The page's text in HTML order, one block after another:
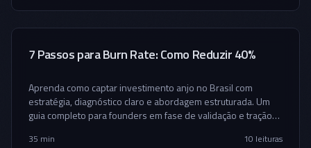
7 Passos para Burn Rate: Como Reduzir 40%
Aprenda como captar investimento anjo no Brasil com
estratégia, diagnóstico claro e abordagem estruturada. Um
guia completo para founders em fase de validação e tração
35 min 10 leituras